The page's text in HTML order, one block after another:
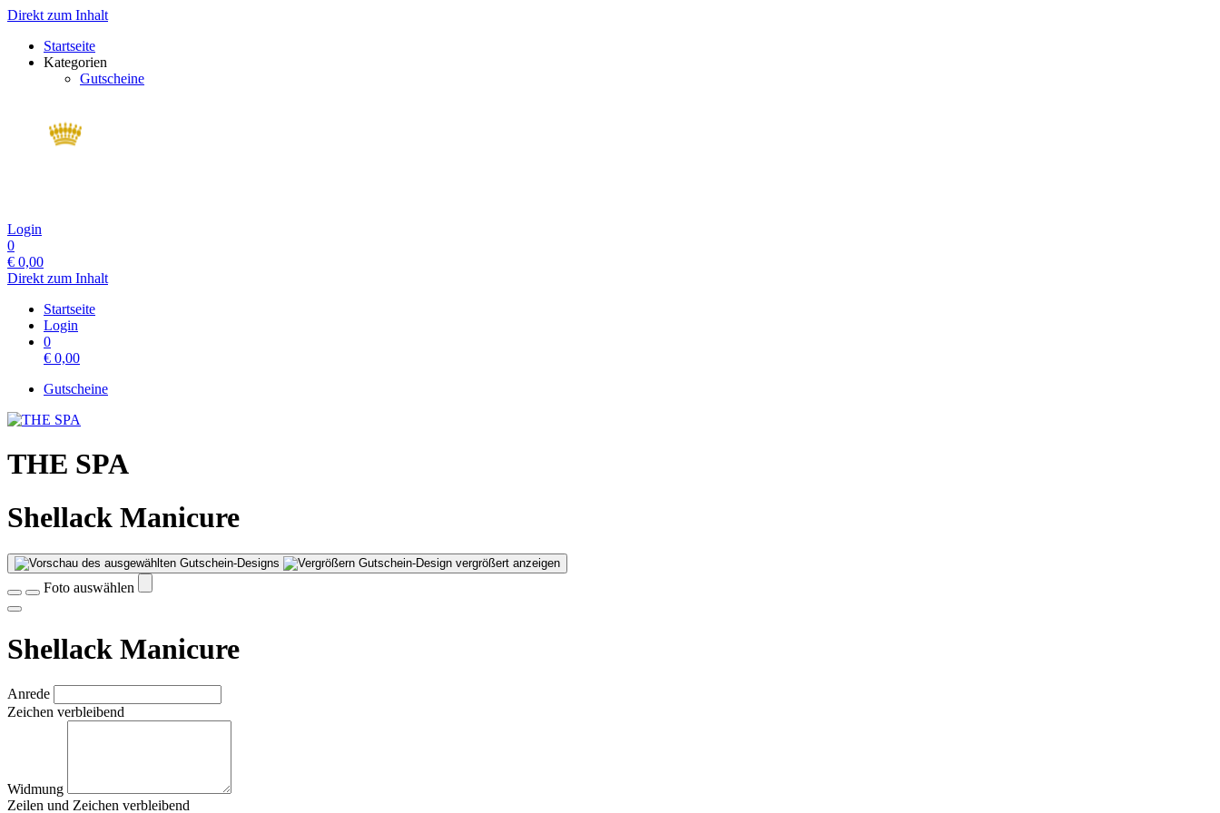
Direkt zum Inhalt
Startseite
Kategorien
Gutscheine
Login
0
€ 0,00
Direkt zum Inhalt
Startseite
Login
0
€ 0,00
Gutscheine
THE SPA
Shellack Manicure
Gutschein-Design vergrößert anzeigen
Foto auswählen
Shellack Manicure
Anrede
Zeichen verbleibend
Widmung
Zeilen und Zeichen verbleibend